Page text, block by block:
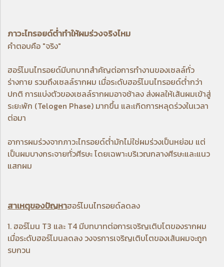
ภาวะไทรอยด์ต่ำทำให้ผมร่วงจริงไหม
คำตอบคือ "จริง"
ฮอร์โมนไทรอยด์มีบทบาทสำคัญต่อการทำงานของเซลล์ทั่ว
ร่างกาย รวมถึงเซลล์รากผม เมื่อระดับฮอร์โมนไทรอยด์ต่ำกว่า
ปกติ การแบ่งตัวของเซลล์รากผมอาจช้าลง ส่งผลให้เส้นผมเข้าสู่
ระยะพัก (Telogen Phase) มากขึ้น และเกิดการหลุดร่วงในเวลา
ต่อมา
อาการผมร่วงจากภาวะไทรอยด์ต่ำมักไม่ใช่ผมร่วงเป็นหย่อม แต่
เป็นผมบางกระจายทั่วศีรษะ โดยเฉพาะบริเวณกลางศีรษะและแนว
แสกผม
สาเหตุของปัญหาฮอร์โมนไทรอยด์ลดลง
1. ฮอร์โมน T3 และ T4 มีบทบาทต่อการเจริญเติบโตของรากผม
เมื่อระดับฮอร์โมนลดลง วงจรการเจริญเติบโตของเส้นผมจะถูก
รบกวน